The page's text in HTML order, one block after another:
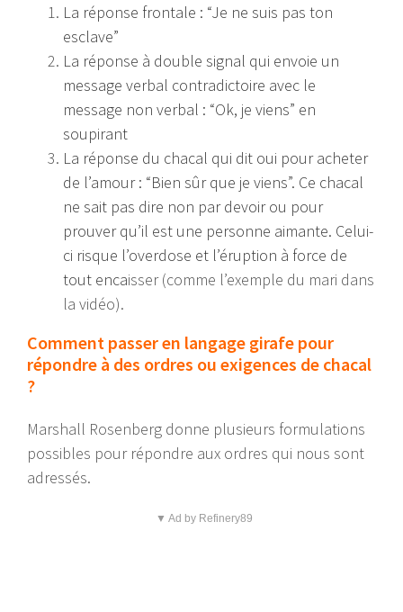
La réponse frontale : “Je ne suis pas ton
esclave”
La réponse à double signal qui envoie un
message verbal contradictoire avec le
message non verbal : “Ok, je viens” en
soupirant
La réponse du chacal qui dit oui pour acheter
de l’amour : “Bien sûr que je viens”. Ce chacal
ne sait pas dire non par devoir ou pour
prouver qu’il est une personne aimante. Celui-
ci risque l’overdose et l’éruption à force de
tout encaisser (comme l’exemple du mari dans
la vidéo).
Comment passer en langage girafe pour
répondre à des ordres ou exigences de chacal
?
Marshall Rosenberg donne plusieurs formulations
possibles pour répondre aux ordres qui nous sont
adressés.
▼ Ad by Refinery89